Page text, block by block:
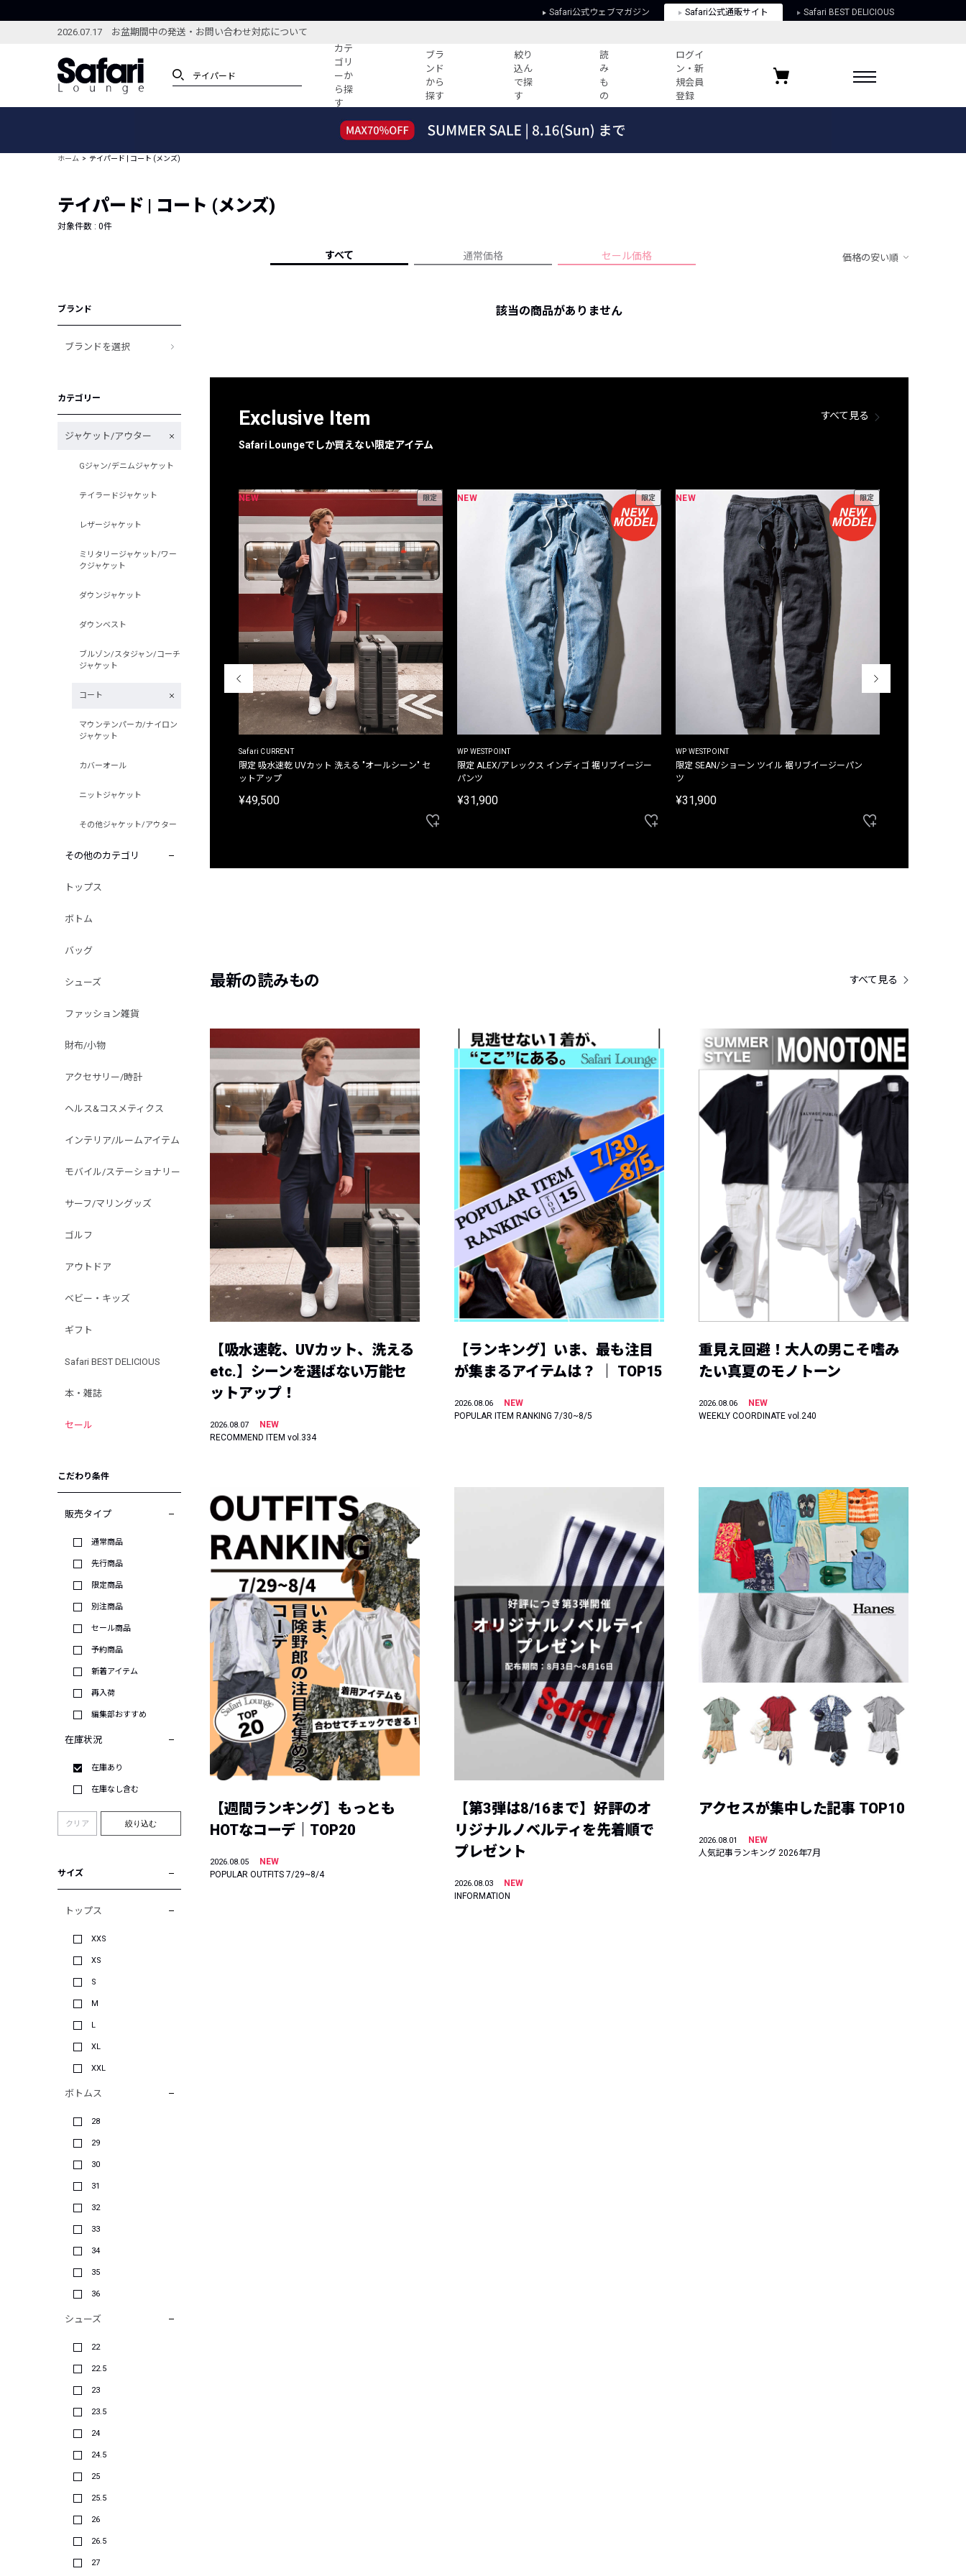
Safari公式ウェブマガジン Safari公式通販サイト Safari BEST DELICIOUS
2026.07.17 お盆期間中の発送・お問い合わせ対応について
カテ
ゴリ
ーか
ら探
す
ブラ
ンド
から
探す
絞り
込ん
で探
す
読
み
も
の
ログイ
ン・新
規会員
登録
ブランドから探す
新着アイテム
編集部のおすすめアイテム
コーディネート
すべての記事
人気記事ランキング
フォーカスブランド
プライバシーポリシー
お気に入りブランド
ホーム テイパード | コート (メンズ)
テイパード | コート (メンズ)
対象件数 : 0件
すべて 通常価格 セール価格 価格の安い順
ブランド
ブランドを選択
カテゴリー
ジャケット/アウター
Gジャン/デニムジャケット
テイラードジャケット
レザージャケット
ミリタリージャケット/ワー
クジャケット
ダウンジャケット
ダウンベスト
ブルゾン/スタジャン/コーチ
ジャケット
コート
マウンテンパーカ/ナイロン
ジャケット
カバーオール
ニットジャケット
その他ジャケット/アウター
その他のカテゴリ
トップス
ボトム
バッグ
シューズ
ファッション雑貨
財布/小物
アクセサリー/時計
ヘルス&コスメティクス
インテリア/ルームアイテム
モバイル/ステーショナリー
サーフ/マリングッズ
ゴルフ
アウトドア
ベビー・キッズ
ギフト
Safari BEST DELICIOUS
本・雑誌
セール
こだわり条件
販売タイプ
通常商品
先行商品
限定商品
別注商品
セール商品
予約商品
新着アイテム
再入荷
編集部おすすめ
在庫状況
在庫あり
在庫なし含む
クリア 絞り込む
サイズ
トップス
XXS
XS
S
M
L
XL
XXL
ボトムス
28
29
30
31
32
33
34
35
36
シューズ
22
22.5
23
23.5
24
24.5
25
25.5
26
26.5
27
該当の商品がありません
Exclusive Item
Safari Loungeでしか買えない限定アイテム
すべて見る
別注限定 フード付き チェックシャツジャケット
NEW 限定
Safari CURRENT
限定 吸水速乾 UVカット 洗える "オールシーン" セ
ットアップ
¥49,500
NEW 限定
WP WESTPOINT
限定 ALEX/アレックス インディゴ 裾リブイージー
パンツ
¥31,900
NEW 限定
WP WESTPOINT
限定 SEAN/ショーン ツイル 裾リブイージーパン
ツ
¥31,900
最新の読みもの すべて見る
【吸水速乾、UVカット、洗える
etc.】シーンを選ばない万能セ
ットアップ！
2026.08.07
NEW
RECOMMEND ITEM vol.334
【ランキング】いま、最も注目
が集まるアイテムは？ ｜ TOP15
2026.08.06
NEW
POPULAR ITEM RANKING 7/30~8/5
重見え回避！大人の男こそ嗜み
たい真夏のモノトーン
2026.08.06
NEW
WEEKLY COORDINATE vol.240
【週間ランキング】もっとも
HOTなコーデ｜TOP20
2026.08.05
NEW
POPULAR OUTFITS 7/29~8/4
【第3弾は8/16まで】好評のオ
リジナルノベルティを先着順で
プレゼント
2026.08.03
NEW
INFORMATION
アクセスが集中した記事 TOP10
2026.08.01
NEW
人気記事ランキング 2026年7月